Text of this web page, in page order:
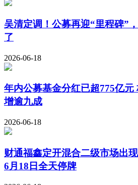
吴清定调！公募再迎“里程碑”
了
2026-06-18
年内公募基金分红已超775亿元
增逾九成
2026-06-18
财通福鑫定开混合二级市场出
6月18日全天停牌